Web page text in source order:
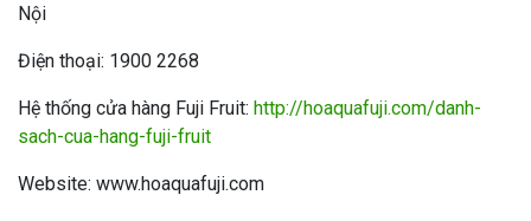
Nội
Điện thoại: 1900 2268
Hệ thống cửa hàng Fuji Fruit: http://hoaquafuji.com/danh-
sach-cua-hang-fuji-fruit
Website: www.hoaquafuji.com